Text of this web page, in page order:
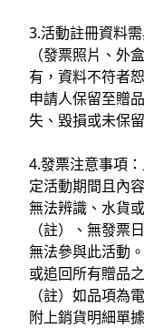
3.活動註冊資料
（發票照片、外
有，資料不符者
申請人保留至贈
失、毀損或未保
4.發票注意事項
定活動期間且內
無法辨識、水貨
（註）、無發票
無法參與此活動
或追回所有贈品
（註）如品項為
附上銷貨明細單